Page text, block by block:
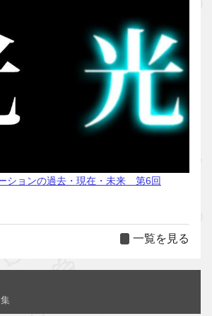
ションの過去・現在・未来 第6回
一覧を見る